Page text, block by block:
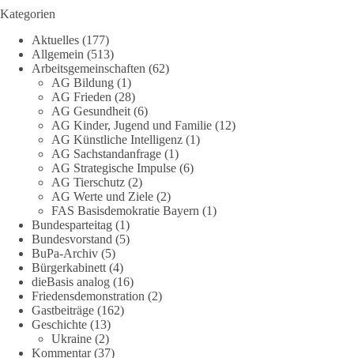
Strommangel verwaltet, sondern daran, wie sie ihn verhindert!
Quellen:https://apollo-news.net/geheimplan-energiekrise-
bundesnetzagentur-bereitet-sich-auf-strommangel-ueber-
mehrere-tage-bis-wochen-vor/
https://www.merkur.de/deutschland/der-geheimplan-gegen-
stromausfalle-der-bundesnetzagentur-zr-94423201.html?
utm_source=chatgpt.com
🟩🟩🟦🟦🟥🟥🟧🟧
Wieder ein Beispiel dafür, warum wir 1 Milliarde für freie
Medien fordern sollten: 👉 Jetzt Petition unterzeichnen
#dieBasis #Energie #Versorgungssicherheit
#Technologieoffen #Resilienz
158 26 69
Kategorien
Aktuelles (177)
Allgemein (513)
Arbeitsgemeinschaften (62)
AG Bildung (1)
AG Frieden (28)
AG Gesundheit (6)
AG Kinder, Jugend und Familie (12)
AG Künstliche Intelligenz (1)
AG Sachstandanfrage (1)
AG Strategische Impulse (6)
AG Tierschutz (2)
AG Werte und Ziele (2)
FAS Basisdemokratie Bayern (1)
Bundesparteitag (1)
Bundesvorstand (5)
BuPa-Archiv (5)
Bürgerkabinett (4)
dieBasis analog (16)
Friedensdemonstration (2)
Gastbeiträge (162)
Geschichte (13)
Ukraine (2)
Kommentar(37)